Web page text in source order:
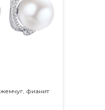
фианит